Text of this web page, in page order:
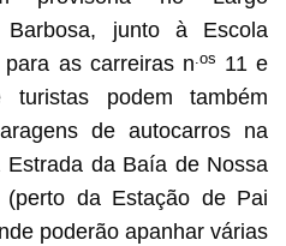
Barbosa, junto à Escola
para as carreiras n .os 11 e
podem também
de autocarros na
da Baía de Nossa
(perto da Estação de Pai
poderão apanhar várias